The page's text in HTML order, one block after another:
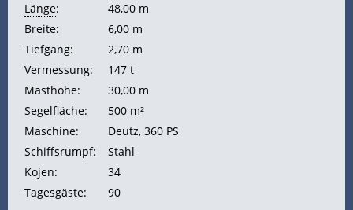
Länge:
48,00 m
Breite:
6,00 m
Tiefgang:
2,70 m
Vermessung:
147 t
Masthöhe:
30,00 m
Segelfläche:
500 m²
Maschine:
Deutz, 360 PS
Schiffsrumpf:
Stahl
Kojen:
34
Tagesgäste:
90